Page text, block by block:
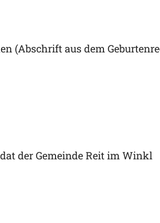
(Abschrift aus dem
der Gemeinde Reit im Winkl